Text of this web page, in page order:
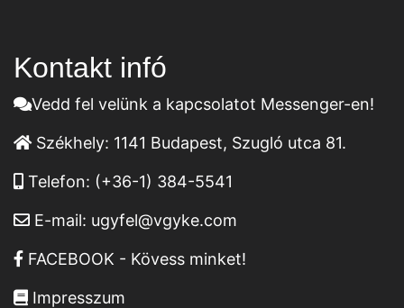
Kontakt infó
Vedd fel velünk a kapcsolatot Messenger-en!
Székhely: 1141 Budapest, Szugló utca 81.
Telefon: (+36-1) 384-5541
E-mail: ugyfel@vgyke.com
FACEBOOK - Kövess minket!
Impresszum